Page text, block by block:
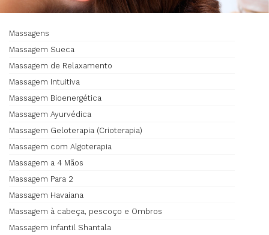
Massagens
Massagem Sueca
Massagem de Relaxamento
Massagem Intuitiva
Massagem Bioenergética
Massagem Ayurvédica
Massagem Geloterapia (Crioterapia)
Massagem com Algoterapia
Massagem a 4 Mãos
Massagem Para 2
Massagem Havaiana
Massagem à cabeça, pescoço e Ombros
Massagem infantil Shantala